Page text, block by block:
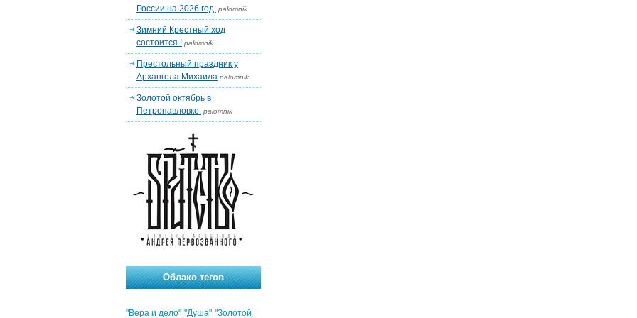
России на 2026 год. palomnik
Зимний Крестный ход
состоится ! palomnik
Престольный праздник у
Архангела Михаила palomnik
Золотой октябрь в
Петропавловке. palomnik
Облако тегов
"Вера и дело" "Душа" "Золотой